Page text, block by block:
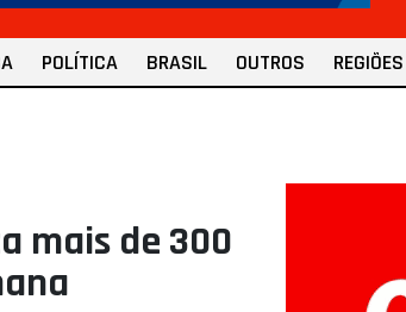
POLÍTICA BRASIL OUTROS REGIÕES
mais de 300